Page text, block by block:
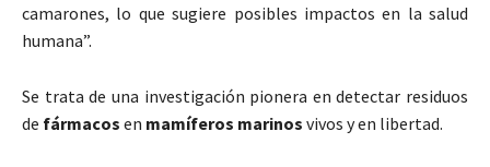
camarones, lo que sugiere posibles impactos en la salud
humana”.
Se trata de una investigación pionera en detectar residuos
de fármacos en mamíferos marinos vivos y en libertad.